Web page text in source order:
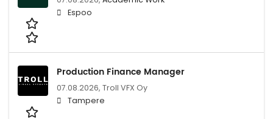
Espoo
Production Finance Manager
07.08.2026, Troll VFX Oy
Tampere